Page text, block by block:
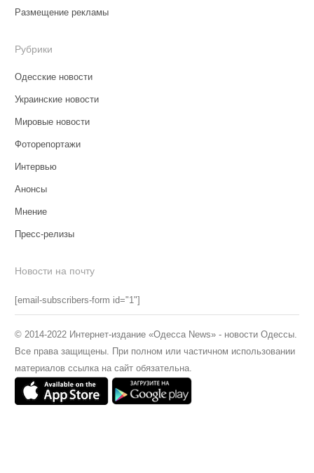
Размещение рекламы
Рубрики
Одесские новости
Украинские новости
Мировые новости
Фоторепортажи
Интервью
Анонсы
Мнение
Пресс-релизы
Новости на почту
[email-subscribers-form id="1"]
© 2014-2022 Интернет-издание «Одесса News» - новости Одессы.
Все права защищены. При полном или частичном использовании
материалов ссылка на сайт обязательна.